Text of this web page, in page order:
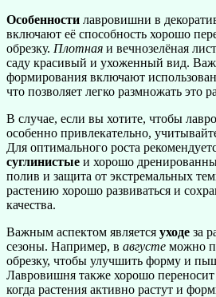
Особенности лавровишни в
включают её способность хорошо
обрезку. Плотная и вечнозелёная
саду красивый и ухоженный вид.
формирования включают
что позволяет легко размножать это
В случае, если вы хотите, чтобы
особенно привлекательно,
Для оптимального роста
суглинистые и хорошо
полив и защита от экстремальных
растению хорошо развиваться и
качества.
Важным аспектом является уходе за
сезоны. Например, в августе можно
обрезку, чтобы улучшить форму и
Лавровишня также хорошо переносит
когда растения активно растут и